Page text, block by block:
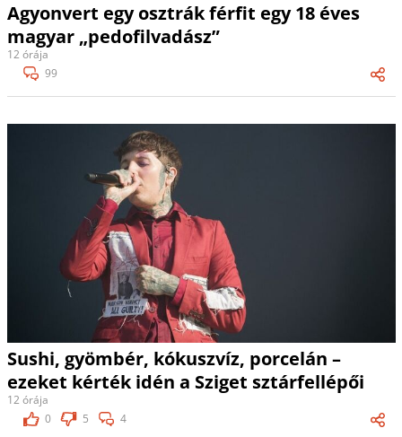
Agyonvert egy osztrák férfit egy 18 éves
magyar „pedofilvadász”
12 órája
99
Sushi, gyömbér, kókuszvíz, porcelán –
ezeket kérték idén a Sziget sztárfellépői
12 órája
0
5 4